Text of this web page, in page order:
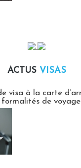
ACTUS VISAS
visa à la carte
de voyage